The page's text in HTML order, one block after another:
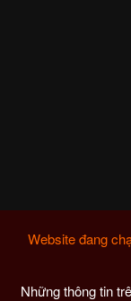
Website đang
Những thông tin